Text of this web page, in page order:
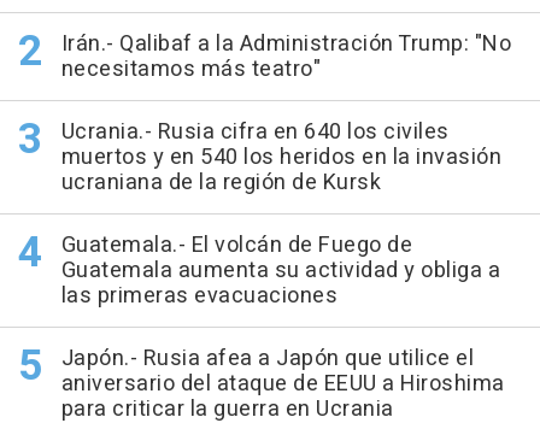
Irán.- Qalibaf a la Administración Trump: "No
necesitamos más teatro"
Ucrania.- Rusia cifra en 640 los civiles
muertos y en 540 los heridos en la invasión
ucraniana de la región de Kursk
Guatemala.- El volcán de Fuego de
Guatemala aumenta su actividad y obliga a
las primeras evacuaciones
Japón.- Rusia afea a Japón que utilice el
aniversario del ataque de EEUU a Hiroshima
para criticar la guerra en Ucrania